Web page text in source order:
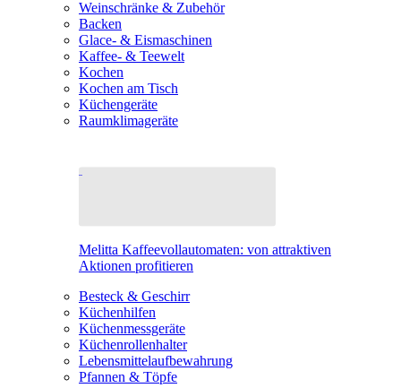
Weinschränke & Zubehör
Backen
Glace- & Eismaschinen
Kaffee- & Teewelt
Kochen
Kochen am Tisch
Küchengeräte
Raumklimageräte
Melitta Kaffeevollautomaten: von attraktiven
Aktionen profitieren
Besteck & Geschirr
Küchenhilfen
Küchenmessgeräte
Küchenrollenhalter
Lebensmittelaufbewahrung
Pfannen & Töpfe